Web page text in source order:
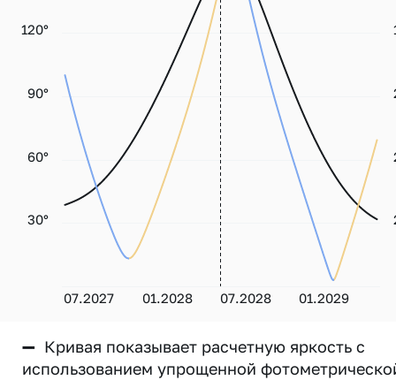
07.2027 01.2028 07.2028 01.2029
30°
60°
90°
120°
— Кривая показывает расчетную яркость с
использованием упрощенной